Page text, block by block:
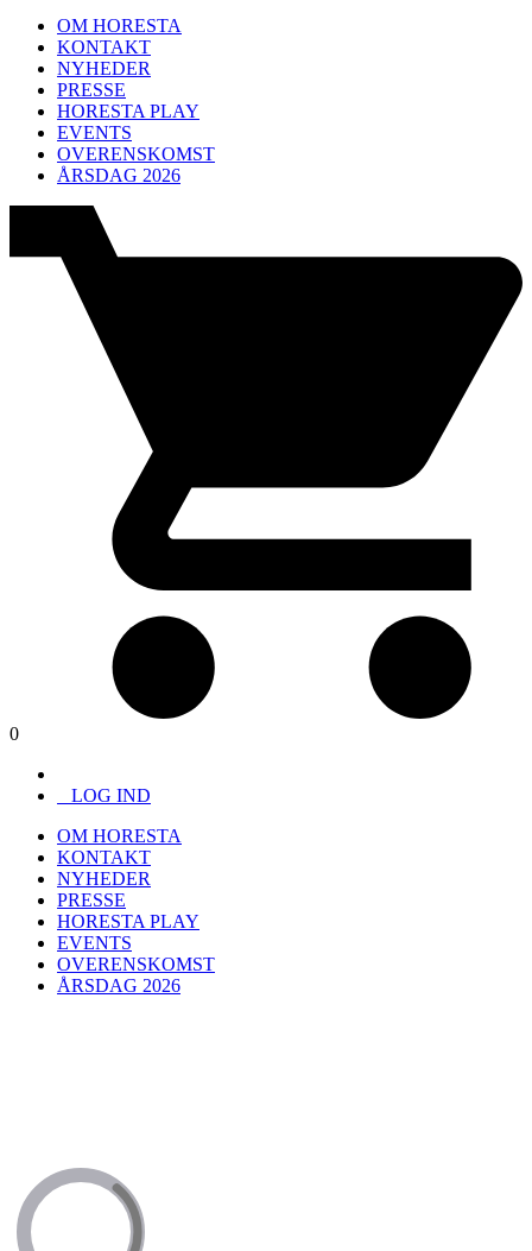
OM HORESTA
KONTAKT
NYHEDER
PRESSE
HORESTA PLAY
EVENTS
OVERENSKOMST
ÅRSDAG 2026
0
LOG IND
OM HORESTA
KONTAKT
NYHEDER
PRESSE
HORESTA PLAY
EVENTS
OVERENSKOMST
ÅRSDAG 2026